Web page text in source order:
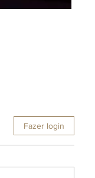
Fazer login